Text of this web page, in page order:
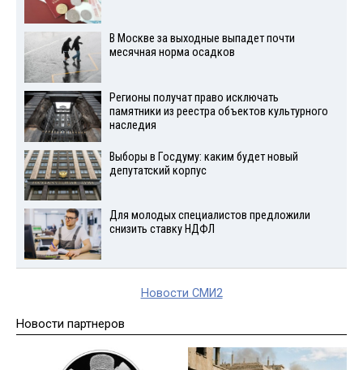
В Москве за выходные выпадет почти
месячная норма осадков
Регионы получат право исключать
памятники из реестра объектов культурного
наследия
Выборы в Госдуму: каким будет новый
депутатский корпус
Для молодых специалистов предложили
снизить ставку НДФЛ
Новости СМИ2
Новости партнеров